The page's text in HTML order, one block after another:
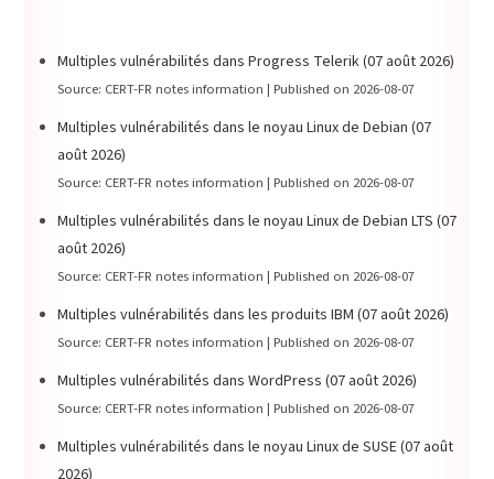
Multiples vulnérabilités dans Progress Telerik (07 août 2026)
Source: CERT-FR notes information Published on 2026-08-07
Multiples vulnérabilités dans le noyau Linux de Debian (07
août 2026)
Source: CERT-FR notes information Published on 2026-08-07
Multiples vulnérabilités dans le noyau Linux de Debian LTS (07
août 2026)
Source: CERT-FR notes information Published on 2026-08-07
Multiples vulnérabilités dans les produits IBM (07 août 2026)
Source: CERT-FR notes information Published on 2026-08-07
Multiples vulnérabilités dans WordPress (07 août 2026)
Source: CERT-FR notes information Published on 2026-08-07
Multiples vulnérabilités dans le noyau Linux de SUSE (07 août
2026)